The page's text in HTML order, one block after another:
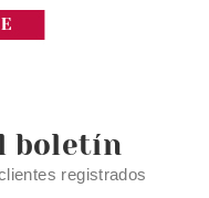
boletín
registrados